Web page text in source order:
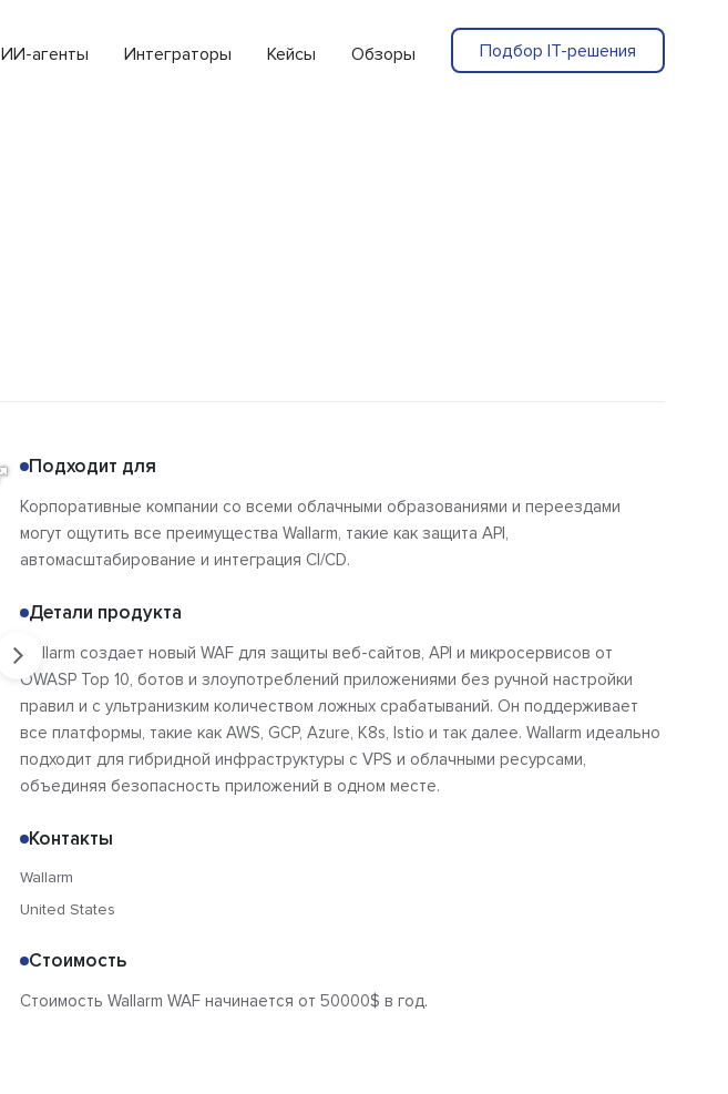
ИИ-агенты Интеграторы Кейсы Обзоры Подбор IT-решения
Подходит для
Корпоративные компании со всеми облачными образованиями и переездами
могут ощутить все преимущества Wallarm, такие как защита API,
автомасштабирование и интеграция CI/CD.
Детали продукта
Wallarm создает новый WAF для защиты веб-сайтов, API и микросервисов от
OWASP Top 10, ботов и злоупотреблений приложениями без ручной настройки
правил и с ультранизким количеством ложных срабатываний. Он поддерживает
все платформы, такие как AWS, GCP, Azure, K8s, Istio и так далее. Wallarm идеально
подходит для гибридной инфраструктуры с VPS и облачными ресурсами,
объединяя безопасность приложений в одном месте.
Контакты
Wallarm
United States
Стоимость
Стоимость Wallarm WAF начинается от 50000$ в год.